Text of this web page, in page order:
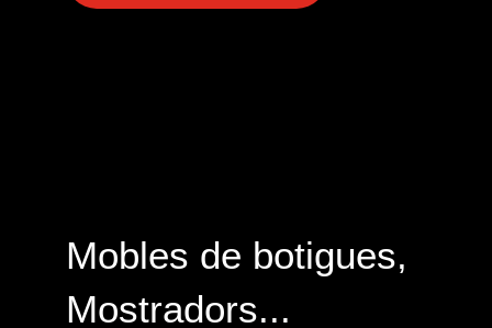
Mobles de botigues,
Mostradors...